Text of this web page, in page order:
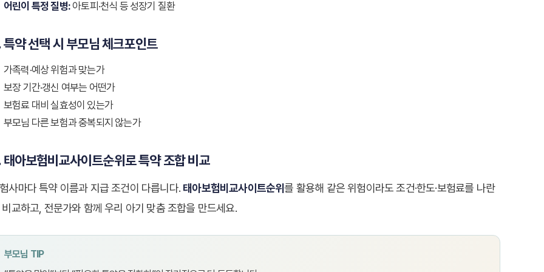
어린이 특정 질병:아토피·천식 등 성장기 질환
특약 선택 시 부모님 체크포인트
가족력·예상 위험과 맞는가
보장 기간·갱신 여부는 어떤가
보험료 대비 실효성이 있는가
부모님 다른 보험과 중복되지 않는가
태아보험비교사이트순위로 특약 조합 비교
사마다 특약 이름과 지급 조건이 다릅니다. 태아보험비교사이트순위를 활용해 같은 위험이라도 조건·한도·보험료를 나란
비교하고, 전문가와 함께 우리 아기 맞춤 조합을 만드세요.
부모님 TIP